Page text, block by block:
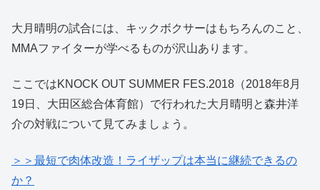
大月晴明の試合には、キックボクサーはもちろんのこと、
MMAファイターが学べるものが沢山あります。
ここではKNOCK OUT SUMMER FES.2018（2018年8月
19日、大田区総合体育館）で行われた大月晴明と森井洋
介の対戦について見てみましょう。
＞＞最短で肉体改造！ライザップは本当に継続できるの
か？